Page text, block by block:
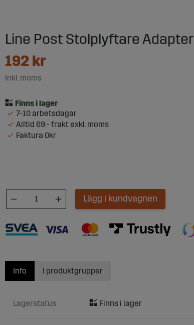
Line Post Stolplyftare Adapter
192 kr
Inkl. moms
7-10 arbetsdagar
Alltid 69:- frakt exkl. moms
Faktura 0kr
Lägg i kundvagnen
Info
Lagerstatus
I produktgrupper